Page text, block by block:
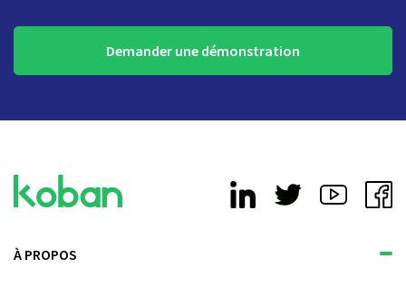
Demander une démonstration
À PROPOS